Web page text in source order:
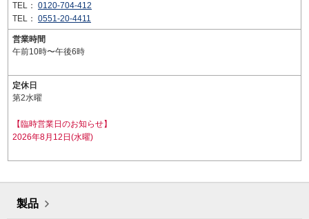
TEL： 0120-704-412
TEL： 0551-20-4411
営業時間
午前10時〜午後6時
定休日
第2水曜
【臨時営業日のお知らせ】
2026年8月12日(水曜)
製品